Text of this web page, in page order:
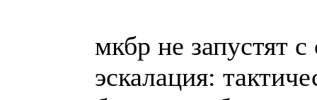
мкбр не запустят
эскалация: